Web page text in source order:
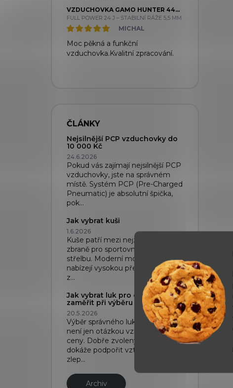
VZDUCHOVKA GAMO HUNTER 440 CAL. 5,5MM
FULL POWER 24 J – STABILNÍ RÁŽE 5,5 MM
MICHAL
Moc pěkná a funkční
vzduchovka.Kvalitní zpracování.
ČLÁNKY
Nejsilnější PCP vzduchovky do
10 000 Kč
24.6.2026
Pokud vás zajímají nejsilnější PCP
vzduchovky, jste na správném
místě. Systém PCP (Pre-Charged
Pneumatic) je absolutní špička,
pok...
Jak vybrat kuši
1.6.2026
Kuše patří mezi nejzajímavější
zbraně pro sportovní i rekreační
střelbu. Moderní modely dnes
nabízejí vysokou přesnost, kvalitní
z...
Jak vybrat luk pro děti: Na co se
zaměřit při výběru
20.5.2026
Výběr správného luku pro dítě
není jen otázkou vzhledu nebo
ceny. Dobře zvolený luk pro děti
dokáže podpořit vztah ke sportu,
zlep...
Archiv